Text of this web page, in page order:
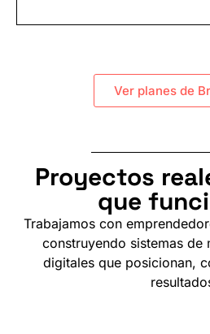
Ver planes de
Proyectos
que
Trabajamos con
construyendo sistemas de
digitales que posicionan,